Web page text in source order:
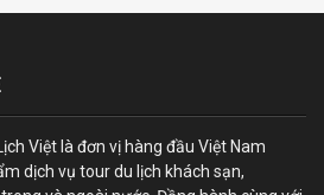
Việt là đơn vị hàng đầu Việt Nam
dịch vụ tour du lịch khách sạn,